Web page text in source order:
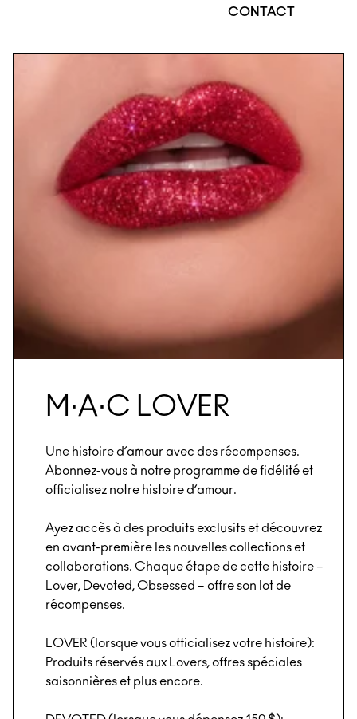
CONTACT
M∙A∙C LOVER
Une histoire d’amour avec des récompenses.
Abonnez-vous à notre programme de fidélité et
officialisez notre histoire d’amour.
Ayez accès à des produits exclusifs et découvrez
en avant-première les nouvelles collections et
collaborations. Chaque étape de cette histoire –
Lover, Devoted, Obsessed – offre son lot de
récompenses.
LOVER (lorsque vous officialisez votre histoire):
Produits réservés aux Lovers, offres spéciales
saisonnières et plus encore.